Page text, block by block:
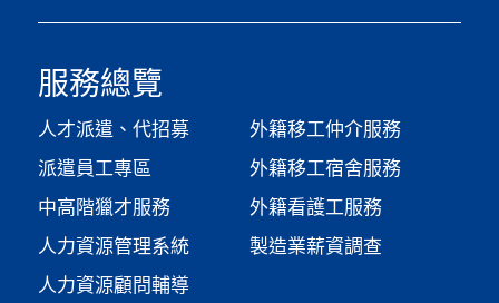
服務總覽
人才派遣、代招募
派遣員工專區
中高階獵才服務
人力資源管理系統
人力資源顧問輔導
外籍移工仲介服務
外籍移工宿舍服務
外籍看護工服務
製造業薪資調查​